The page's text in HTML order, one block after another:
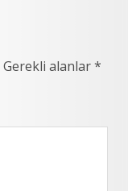
Gerekli alanlar*